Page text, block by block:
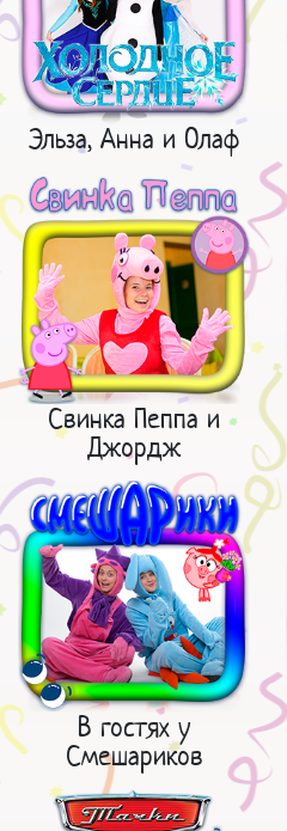
Эльза, Анна и Олаф
Свинка Пеппа и
Джордж
В гостях у
Смешариков